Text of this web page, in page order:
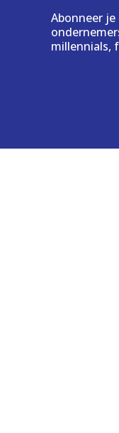
Abonneer
millennials,